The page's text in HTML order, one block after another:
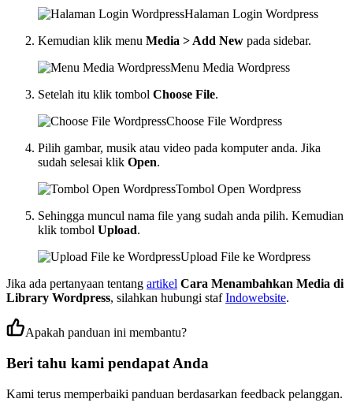
Halaman Login Wordpress
Kemudian klik menu Media > Add New pada sidebar.
Menu Media Wordpress
Setelah itu klik tombol Choose File.
Choose File Wordpress
Pilih gambar, musik atau video pada komputer anda. Jika
sudah selesai klik Open.
Tombol Open Wordpress
Sehingga muncul nama file yang sudah anda pilih. Kemudian
klik tombol Upload.
Upload File ke Wordpress
Jika ada pertanyaan tentang artikel Cara Menambahkan Media di
Library Wordpress, silahkan hubungi stafIndowebsite.
Apakah panduan ini membantu?
Beri tahu kami pendapat Anda
Kami terus memperbaiki panduan berdasarkan feedback pelanggan.